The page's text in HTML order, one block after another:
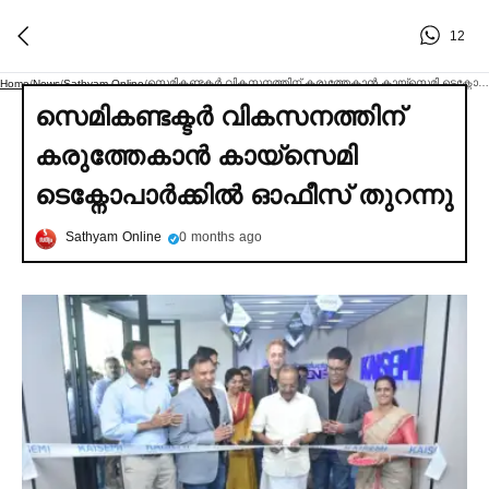
12
Home/News/Sathyam Online/
സെമികണ്ടക്ടര്‍ വികസനത്തിന്
കരുത്തേകാന്‍ കായ്സെമി
ടെക്നോപാര്‍ക്കില്‍ ഓഫീസ് തുറന്നു
Sathyam Online 0 months ago